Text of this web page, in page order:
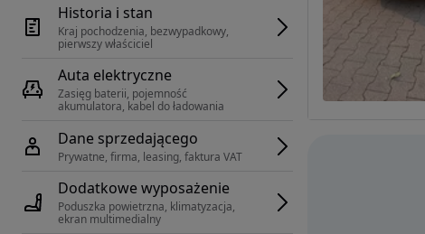
Historia i stan
Kraj pochodzenia, bezwypadkowy,
pierwszy właściciel
Auta elektryczne
Zasięg baterii, pojemność
akumulatora, kabel do ładowania
Dane sprzedającego
Prywatne, firma, leasing, faktura VAT
Dodatkowe wyposażenie
Poduszka powietrzna, klimatyzacja,
ekran multimedialny